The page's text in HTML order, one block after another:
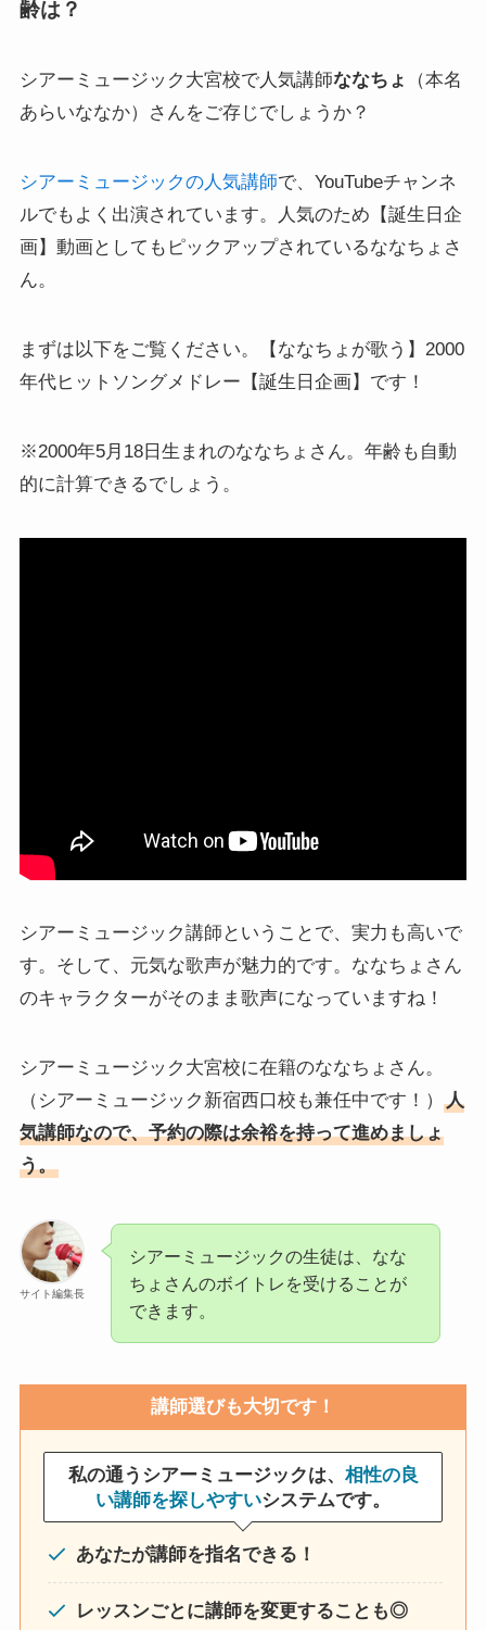
齢は？
シアーミュージック大宮校で人気講師ななちょ
（本名
あらいななか）さんをご存じでしょうか？
シアーミュージックの人気講師で、YouTubeチャンネ
ルでもよく出演されています。人気のため【誕生日企
画】動画としてもピックアップされているななちょさ
ん。
まずは以下をご覧ください。【ななちょが歌う】2000
年代ヒットソングメドレー【誕生日企画】です！
※2000年5月18日生まれのななちょさん。年齢も自動
的に計算できるでしょう。
シアーミュージック講師ということで、実力も高いで
す。そして、元気な歌声が魅力的です。ななちょさん
のキャラクターがそのまま歌声になっていますね！
シアーミュージック大宮校に在籍のななちょさん。
（シアーミュージック新宿西口校も兼任中です！）
人
気講師なので、予約の際は余裕を持って進めましょ
う。
サイト編集長
シアーミュージックの生徒は、なな
ちょさんのボイトレを受けることが
できます。
講師選びも大切です！
私の通うシアーミュージックは、 相性の良
い講師を探しやすいシステムです。
あなたが講師を指名できる！
レッスンごとに講師を変更することも◎